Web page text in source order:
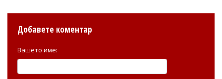
Добавете коментар
Вашето име: